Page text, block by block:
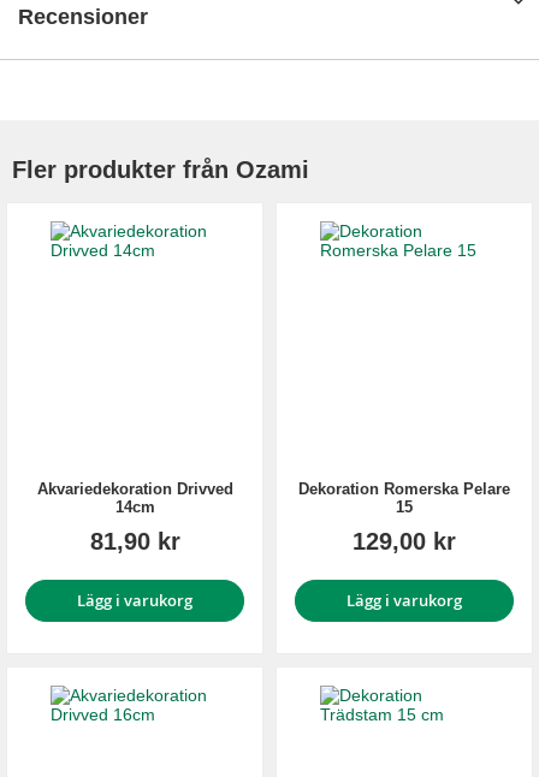
Recensioner
Fler produkter från Ozami
Akvariedekoration Drivved
14cm
81,90 kr
Lägg i varukorg
Dekoration Romerska Pelare
15
129,00 kr
Lägg i varukorg